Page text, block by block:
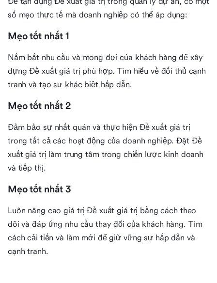
số mẹo thực tế mà doanh nghiệp có thể áp dụng:
Mẹo tốt nhất 1
Nắm bắt nhu cầu và mong đợi của khách hàng để xây
dựng Đề xuất giá trị phù hợp. Tìm hiểu về đối thủ cạnh
tranh và tạo sự khác biệt hấp dẫn.
Mẹo tốt nhất 2
Đảm bảo sự nhất quán và thực hiện Đề xuất giá trị
trong tất cả các hoạt động của doanh nghiệp. Đặt Đề
xuất giá trị làm trung tâm trong chiến lược kinh doanh
và tiếp thị.
Mẹo tốt nhất 3
Luôn nâng cao giá trị Đề xuất giá trị bằng cách theo
dõi và đáp ứng nhu cầu thay đổi của khách hàng. Tìm
cách cải tiến và làm mới để giữ vững sự hấp dẫn và
cạnh tranh.